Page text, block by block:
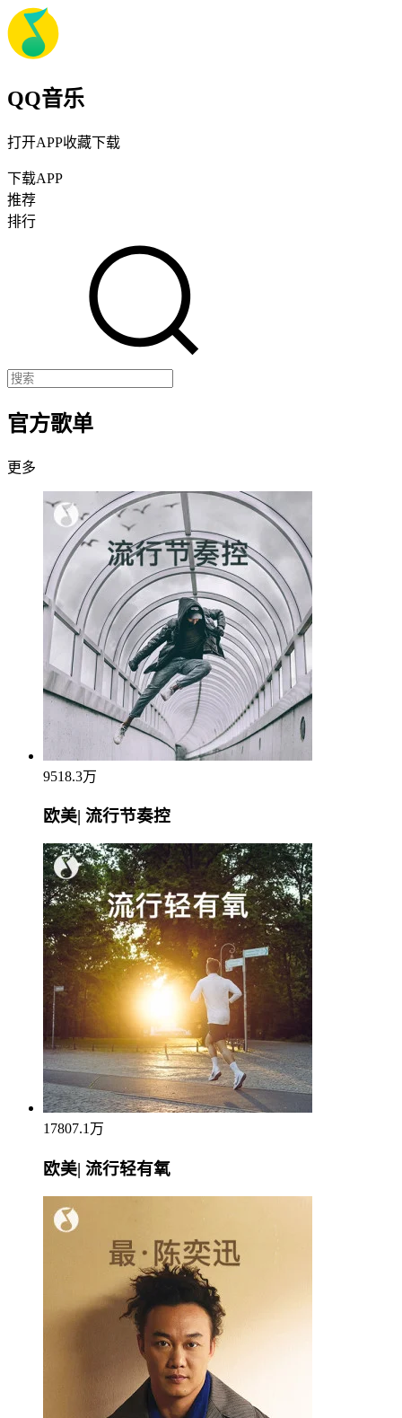
QQ音乐
打开APP收藏下载
下载APP
推荐
排行
官方歌单
更多
9518.3万
欧美| 流行节奏控
17807.1万
欧美| 流行轻有氧